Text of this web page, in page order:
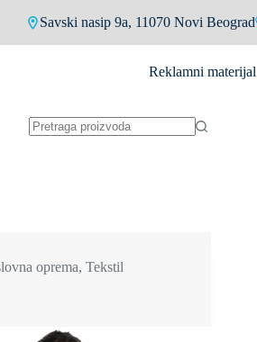
Savski nasip 9a, 11070 Novi Beograd
Reklamni materijal
oprema, Tekstil